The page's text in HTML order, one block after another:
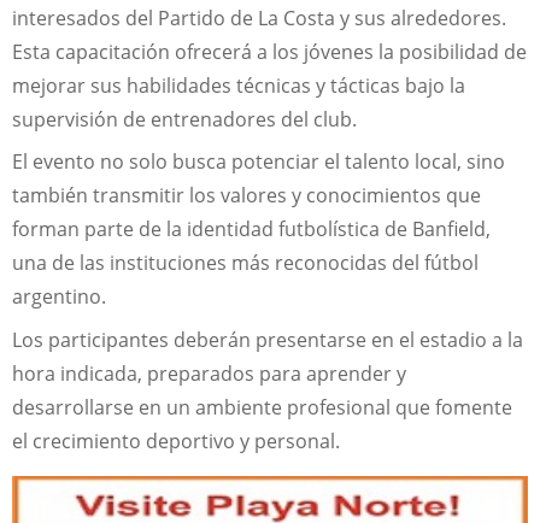
interesados del Partido de La Costa y sus alrededores.
Esta capacitación ofrecerá a los jóvenes la posibilidad de
mejorar sus habilidades técnicas y tácticas bajo la
supervisión de entrenadores del club.
El evento no solo busca potenciar el talento local, sino
también transmitir los valores y conocimientos que
forman parte de la identidad futbolística de Banfield,
una de las instituciones más reconocidas del fútbol
argentino.
Los participantes deberán presentarse en el estadio a la
hora indicada, preparados para aprender y
desarrollarse en un ambiente profesional que fomente
el crecimiento deportivo y personal.